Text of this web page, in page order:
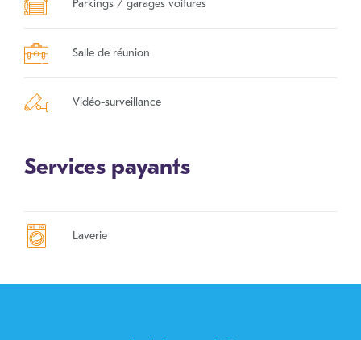
Parkings / garages voitures
Salle de réunion
Vidéo-surveillance
Services payants
Laverie